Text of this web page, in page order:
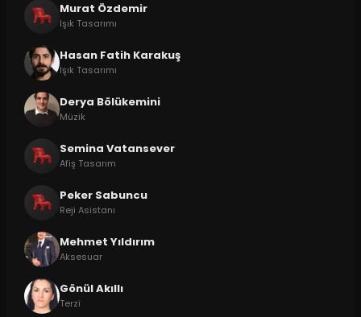
Murat Özdemir
Işık Tasarımı
Hasan Fatih Karakuş
Işık Tasarımı
Derya Bölükemini
Müzik
Semina Vatansever
Afiş Tasarım
Peker Sabuncu
Reji Asistanı
Mehmet Yıldırım
Aksesuar
Gönül Akıllı
Terzi